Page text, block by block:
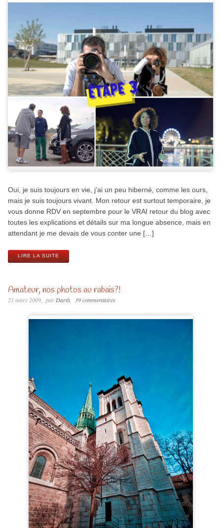
Oui, je suis toujours en vie, j’ai un peu hiberné, comme les ours,
mais je suis toujours vivant. Mon retour est surtout temporaire, je
vous donne RDV en septembre pour le VRAI retour du blog avec
toutes les explications et détails sur ma longue absence, mais en
attendant je me devais de vous conter une […]
LIRE LA SUITE
Amateur, nos photos au rabais?!
21 mars 2009 parDarth 39 commentaires